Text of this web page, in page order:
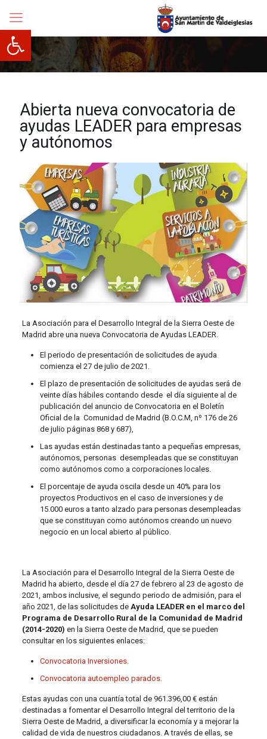
Abrir barra de herramientas
Abierta nueva convocatoria de
ayudas LEADER para empresas
y autónomos
La Asociación para el Desarrollo Integral de la Sierra Oeste de
Madrid abre una nueva Convocatoria de Ayudas LEADER.
El periodo de presentación de solicitudes de ayuda
comienza el 27 de julio de 2021.
El plazo de presentación de solicitudes de ayudas será de
veinte días hábiles contando desde el día siguiente al de
publicación del anuncio de Convocatoria en el Boletín
Oficial de la Comunidad de Madrid (B.O.C.M, nº 176 de 26
de julio páginas 868 y 687),
Las ayudas están destinadas tanto a pequeñas empresas,
autónomos, personas desempleadas que se constituyan
como autónomos como a corporaciones locales.
El porcentaje de ayuda oscila desde un 40% para los
proyectos Productivos en el caso de inversiones y de
15.000 euros a tanto alzado para personas desempleadas
que se constituyan como autónomos creando un nuevo
negocio en un local abierto al público.
La Asociación para el Desarrollo Integral de la Sierra Oeste de
Madrid ha abierto, desde el día 27 de febrero al 23 de agosto de
2021, ambos inclusive, el segundo periodo de admisión, para el
año 2021, de las solicitudes de Ayuda LEADER en el marco del
Programa de Desarrollo Rural de la Comunidad de Madrid
(2014-2020) en la Sierra Oeste de Madrid, que se pueden
consultar en los siguientes enlaces:
Convocatoria Inversiones.
Convocatoria autoempleo parados.
Estas ayudas con una cuantía total de 961.396,00 € están
destinadas a fomentar el Desarrollo Integral del territorio de la
Sierra Oeste de Madrid, a diversificar la economía y a mejorar la
calidad de vida de nuestros ciudadanos. A través de ellas, se